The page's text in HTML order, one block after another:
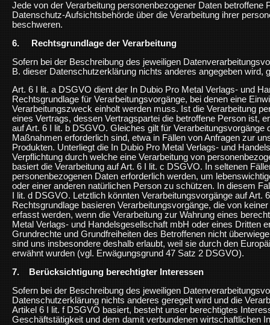
Jede von der Verarbeitung personenbezogener Daten betroffene
Datenschutz-Aufsichtsbehörde über die Verarbeitung ihrer
beschweren.
6. Rechtsgrundlage der Verarbeitung
Sofern bei der Beschreibung des jeweiligen
B. dieser Datenschutzerklärung nichts anderes angegeben wird,
Art. 6 I lit. a DSGVO dient der In Dubio Pro Metal Verlags- und
Rechtsgrundlage für Verarbeitungsvorgänge, bei denen eine
Verarbeitungszweck einholt werden muss. Ist die Verarbeitung
eines Vertrags, dessen Vertragspartei die betroffene Person ist,
auf Art. 6 I lit. b DSGVO. Gleiches gilt für
Maßnahmen erforderlich sind, etwa in Fällen von Anfragen zur
Produkten. Unterliegt die In Dubio Pro Metal Verlags- und
Verpflichtung durch welche eine Verarbeitung von
basiert die Verarbeitung auf Art. 6 I lit. c DSGVO. In seltenen
personenbezogenen Daten erforderlich werden, um
oder einer anderen natürlichen Person zu schützen. In diesem
I lit. d DSGVO. Letztlich könnten Verarbeitungsvorgänge auf Art.
Rechtsgrundlage basieren Verarbeitungsvorgänge, die von
erfasst werden, wenn die Verarbeitung zur Wahrung eines
Metal Verlags- und Handelsgesellschaft mbH oder eines Dritten
Grundrechte und Grundfreiheiten des Betroffenen nicht
sind uns insbesondere deshalb erlaubt, weil sie durch den
erwähnt wurden (vgl. Erwägungsgrund 47 Satz 2 DSGVO).
7. Berücksichtigung berechtigter Interessen
Sofern bei der Beschreibung des jeweiligen
Datenschutzerklärung nichts anderes geregelt wird und die
Artikel 6 I lit. f DSGVO basiert, besteht unser berechtigtes
Geschäftstätigkeit und dem damit verbundenen wirtschaftlichen